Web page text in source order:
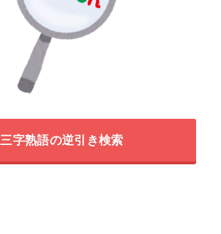
三字熟語の逆引き検索